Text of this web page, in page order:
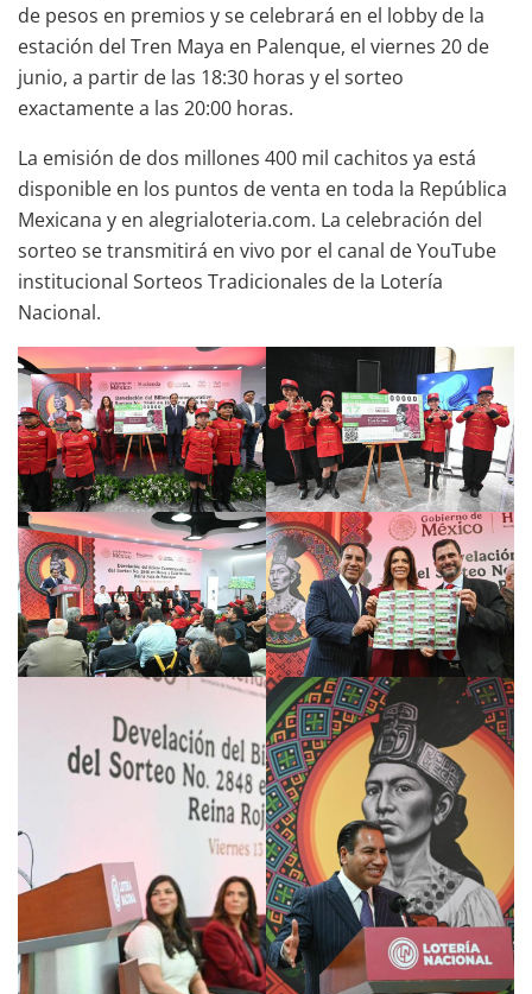
de pesos en premios y se celebrará en el lobby de la
estación del Tren Maya en Palenque, el viernes 20 de
junio, a partir de las 18:30 horas y el sorteo
exactamente a las 20:00 horas.
La emisión de dos millones 400 mil cachitos ya está
disponible en los puntos de venta en toda la República
Mexicana y en alegrialoteria.com. La celebración del
sorteo se transmitirá en vivo por el canal de YouTube
institucional Sorteos Tradicionales de la Lotería
Nacional.